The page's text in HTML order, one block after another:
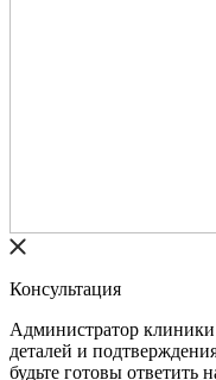
Консультация
Администратор
деталей и
будьте готовы ответить